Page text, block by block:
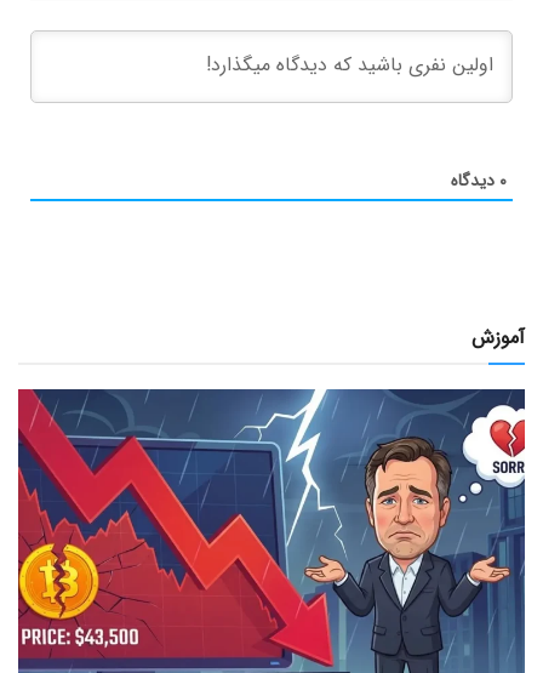
۰ دیدگاه
آموزش